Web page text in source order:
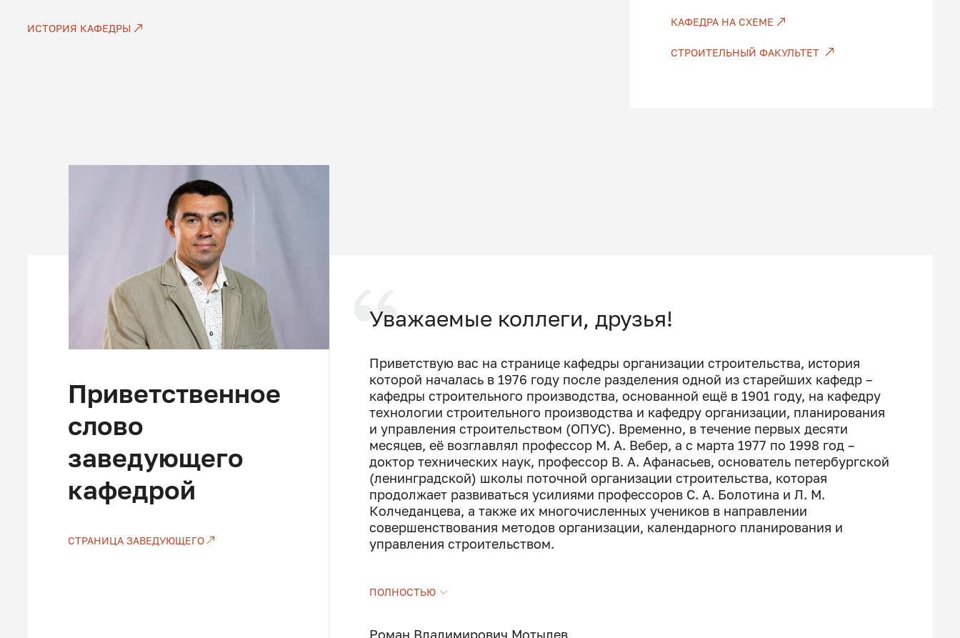
ИСТОРИЯ КАФЕДРЫ
КАФЕДРА НА СХЕМЕ
СТРОИТЕЛЬНЫЙ ФАКУЛЬТЕТ
Приветственное
слово
заведующего
кафедрой
СТРАНИЦА ЗАВЕДУЮЩЕГО
Уважаемые коллеги, друзья!
Приветствую вас на странице кафедры организации строительства, история
которой началась в 1976 году после разделения одной из старейших кафедр –
кафедры строительного производства, основанной ещё в 1901 году, на кафедру
технологии строительного производства и кафедру организации, планирования
и управления строительством (ОПУС). Временно, в течение первых десяти
месяцев, её возглавлял профессор М. А. Вебер, а с марта 1977 по 1998 год –
доктор технических наук, профессор В. А. Афанасьев, основатель петербургской
(ленинградской) школы поточной организации строительства, которая
продолжает развиваться усилиями профессоров С. А. Болотина и Л. М.
Колчеданцева, а также их многочисленных учеников в направлении
совершенствования методов организации, календарного планирования и
управления строительством.
После нескольких реорганизаций кафедра получила своё современное название
В настоящее время на кафедре работают высококвалифицированные
ПОЛНОСТЬЮ
Роман Владимирович Мотылев